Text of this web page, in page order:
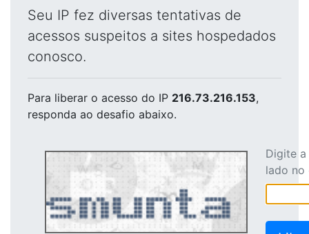
Seu IP fez diversas tentativas de
acessos suspeitos a sites hospedados
conosco.
Para liberar o acesso do IP 216.73.216.153,
responda ao desafio abaixo.
Digite
lado no